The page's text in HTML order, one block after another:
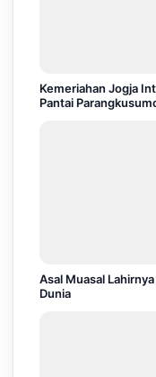
Kemeriahan Jogja
Pantai
Asal Muasal
Dunia